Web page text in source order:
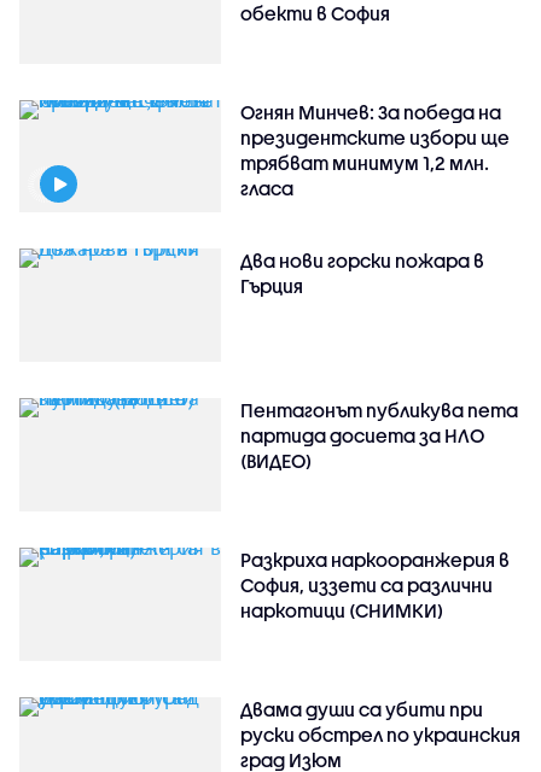
обекти в София
Огнян Минчев: За победа на
президентските избори ще
трябват минимум 1,2 млн.
гласа
Два нови горски пожара в
Гърция
Пентагонът публикува пета
партида досиета за НЛО
(ВИДЕО)
Разкриха наркооранжерия в
София, иззети са различни
наркотици (СНИМКИ)
Двама души са убити при
руски обстрeл по украинския
град Изюм